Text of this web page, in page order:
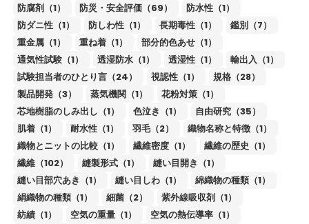
防腐剤（1）
防災・安全評価（69）
防水性（1）
防ダニ性（1）
防しわ性（1） 長期毒性（1）
鑑別（7）
重金属（1）
重ね着（1）
部分的色あせ（1）
通気性試験（1）
透湿防水（1） 透湿性（1）
輸出入（1）
試験担当者のひとり言（24）
視認性（1）
規格（28）
製品開発（3）
蒸気機関（1）
花粉対策（1）
芯地樹脂のしみ出し（1）
色泣き（1）
自由研究（35）
肌着（1）
耐水性（1） 羽毛（2）
織物名称と特徴（1）
織物とニットの比較（1）
繊維密度（1）
繊維の歴史（1）
繊維（102）
縫製形式（1）
縫い目開き（1）
縫い目部穴あき（1）
縫い目しわ（1）
綿織物の種類（1）
絹織物の種類（1）
細菌（2）
紫外線吸収剤（1）
紡績（1）
空気の重量（1）
空気の熱伝導率（1）